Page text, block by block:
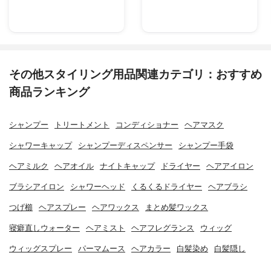
その他スタイリング用品関連カテゴリ：おすすめ
商品ランキング
シャンプー トリートメント コンディショナー ヘアマスク
シャワーキャップ シャンプーディスペンサー シャンプー手袋
ヘアミルク ヘアオイル ナイトキャップ ドライヤー ヘアアイロン
ブラシアイロン シャワーヘッド くるくるドライヤー ヘアブラシ
つげ櫛 ヘアスプレー ヘアワックス まとめ髪ワックス
寝癖直しウォーター ヘアミスト ヘアフレグランス ウィッグ
ウィッグスプレー パーマムース ヘアカラー 白髪染め 白髪隠し